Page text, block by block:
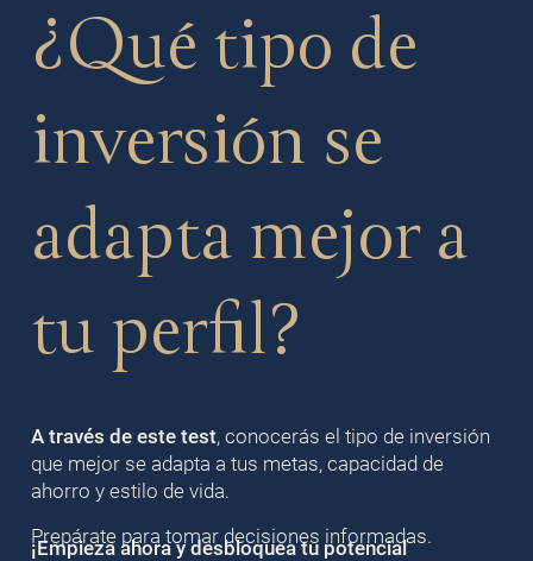
¿Qué tipo de
inversión se
adapta mejor a
tu perfil?
A través de este test, conocerás el tipo de inversión
que mejor se adapta a tus metas, capacidad de
ahorro y estilo de vida.
Prepárate para tomar decisiones informadas.
¡Empieza ahora y desbloquea tu potencial